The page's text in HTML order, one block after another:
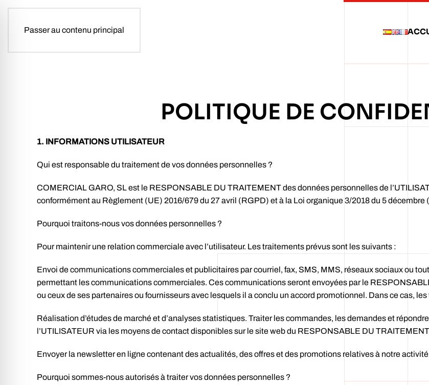
Passer au contenu principal
POLITIQUE DE
1. INFORMATIONS UTILISATEUR
Qui est responsable du traitement de vos données personnelles ?
COMERCIAL GARO, SL est le RESPONSABLE DU TRAITEMENT des données personnelles de
conformément au Règlement (UE) 2016/679 du 27 avril (RGPD) et à la Loi organique 3/2018 du 5 décembre
Pourquoi traitons-nous vos données personnelles ?
Pour maintenir une relation commerciale avec l’utilisateur. Les traitements prévus sont les suivants :
Envoi de communications commerciales et publicitaires par courriel, fax, SMS, MMS, réseaux sociaux ou
permettant les communications commerciales. Ces communications seront envoyées par le
ou ceux de ses partenaires ou fournisseurs avec lesquels il a conclu un accord promotionnel. Dans ce cas,
Réalisation d’études de marché et d’analyses statistiques. Traiter les commandes, les demandes et
l’UTILISATEUR via les moyens de contact disponibles sur le site web du RESPONSABLE DU
Envoyer la newsletter en ligne contenant des actualités, des offres et des promotions relatives à notre
Pourquoi sommes-nous autorisés à traiter vos données personnelles ?